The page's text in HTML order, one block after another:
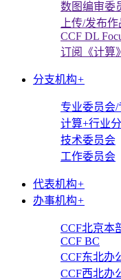
数图编审委
上传/发布作
CCF DL
订阅《计算》
分支机构+
专业委员会/
计算+行业
技术委员会
工作委员会
代表机构+
办事机构+
CCF北京本
CCF BC
CCF东北办
CCF西北办